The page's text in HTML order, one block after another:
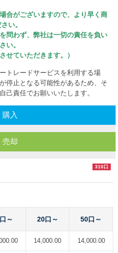
合がございますので、より早く商
い。
問わず、弊社は一切の責任を負い
い。
せていただきます。）
トレードサービスを利用する場
停止となる可能性があるため、そ
己責任でお願いいたします。
購入
売却
310口
～ 20口～ 50口～
14,000.00 14,000.00